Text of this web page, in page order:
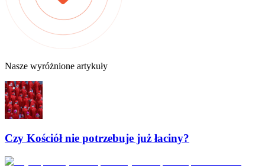
Nasze wyróżnione artykuły
Czy Kościół nie potrzebuje już łaciny?